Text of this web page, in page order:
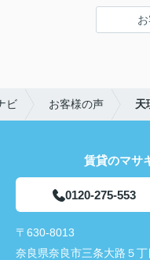
鍵の受け取り
ビ お客様の声 天
賃貸のマサ
0120-275-553
〒630-8013
奈良県奈良市三条大路５